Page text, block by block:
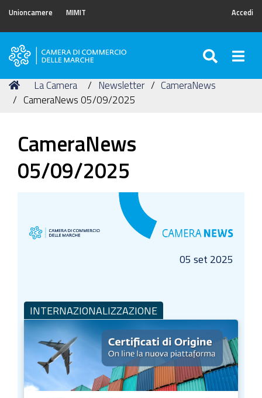
Unioncamere MIMIT Accedi
Camera
Commercio
delle
Tu
sei
Home
La Camera Newsletter
CameraNews
CameraNews 05/09/2025
CameraNews
05/09/2025
05 set 2025
INTERNAZIONALIZZAZIONE